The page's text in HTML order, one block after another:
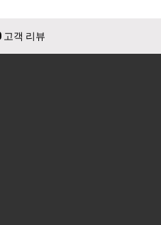
뒷바퀴 허브
핸들바
고객 리뷰